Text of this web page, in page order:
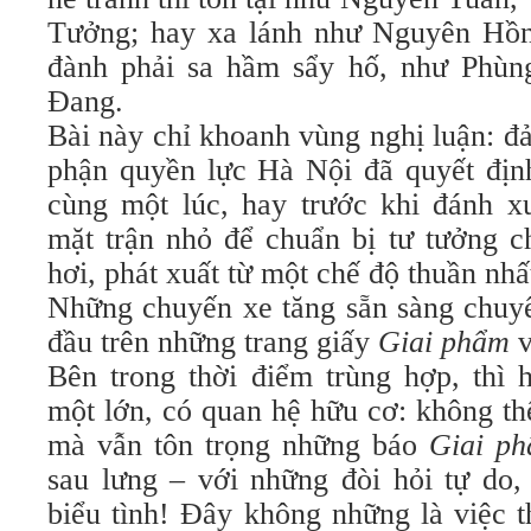
Tưởng; hay xa lánh như Nguyên
đành phải sa hầm sẩy hố, như
Đang.
Bài này chỉ khoanh vùng nghị luận:
phận quyền lực Hà Nội đã quyết
cùng một lúc, hay trước khi đánh
mặt trận nhỏ để chuẩn bị tư tưởng
hơi, phát xuất từ một chế độ thuần
Những chuyến xe tăng sẵn sàng
đầu trên những trang giấy Giai phẩm
Bên trong thời điểm trùng hợp, thì
một lớn, có quan hệ hữu cơ: không
mà vẫn tôn trọng những báo Giai
sau lưng – với những đòi hỏi tự
biểu tình! Đây không những là việc